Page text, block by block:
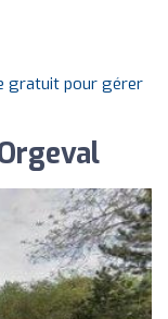
gratuit pour gérer